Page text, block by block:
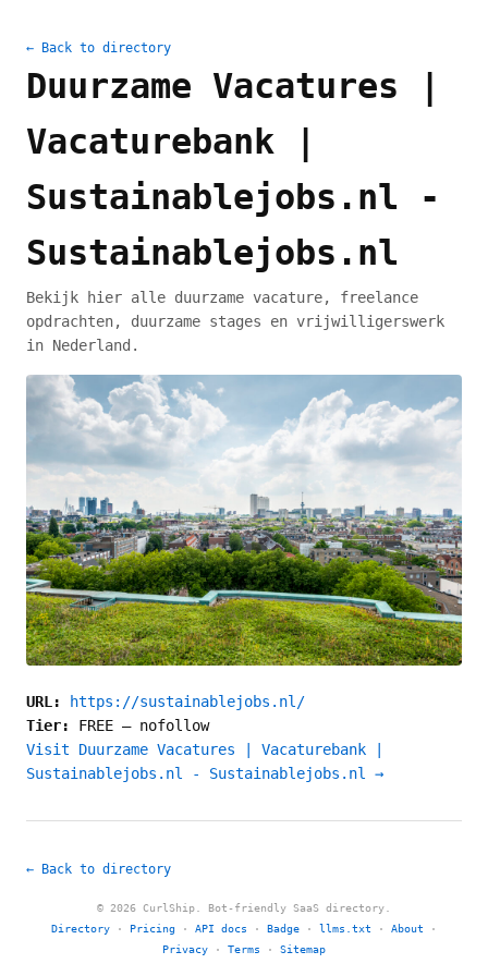
← Back to directory
Duurzame Vacatures |
Vacaturebank |
Sustainablejobs.nl -
Sustainablejobs.nl
Bekijk hier alle duurzame vacature, freelance
opdrachten, duurzame stages en vrijwilligerswerk
in Nederland.
URL:
https://sustainablejobs.nl/
Tier: FREE — nofollow
Visit Duurzame Vacatures | Vacaturebank |
Sustainablejobs.nl - Sustainablejobs.nl →
← Back to directory
© 2026 CurlShip. Bot-friendly SaaS directory.
Directory · Pricing · API docs · Badge · llms.txt · About ·
Privacy · Terms · Sitemap